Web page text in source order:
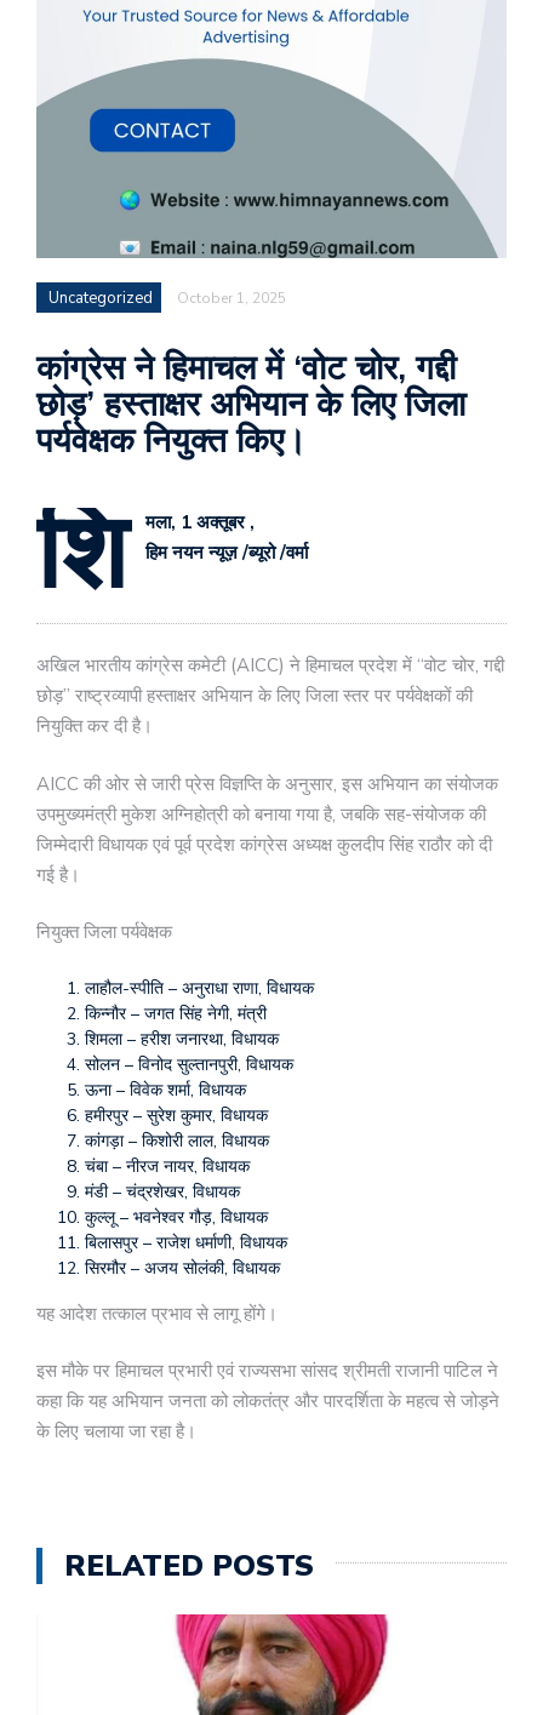
Uncategorized October 1, 2025
कांग्रेस ने हिमाचल में ‘वोट चोर, गद्दी
छोड़’ हस्ताक्षर अभियान के लिए जिला
पर्यवेक्षक नियुक्त किए।
शि
मला, 1 अक्तूबर ,
हिम नयन न्यूज़ /ब्यूरो /वर्मा
अखिल भारतीय कांग्रेस कमेटी (AICC) ने हिमाचल प्रदेश में “वोट चोर, गद्दी
छोड़” राष्ट्रव्यापी हस्ताक्षर अभियान के लिए जिला स्तर पर पर्यवेक्षकों की
नियुक्ति कर दी है।
AICC की ओर से जारी प्रेस विज्ञप्ति के अनुसार, इस अभियान का संयोजक
उपमुख्यमंत्री मुकेश अग्निहोत्री को बनाया गया है, जबकि सह-संयोजक की
जिम्मेदारी विधायक एवं पूर्व प्रदेश कांग्रेस अध्यक्ष कुलदीप सिंह राठौर को दी
गई है।
नियुक्त जिला पर्यवेक्षक
लाहौल-स्पीति – अनुराधा राणा, विधायक
किन्नौर – जगत सिंह नेगी, मंत्री
शिमला – हरीश जनारथा, विधायक
सोलन – विनोद सुल्तानपुरी, विधायक
ऊना – विवेक शर्मा, विधायक
हमीरपुर – सुरेश कुमार, विधायक
कांगड़ा – किशोरी लाल, विधायक
चंबा – नीरज नायर, विधायक
मंडी – चंद्रशेखर, विधायक
कुल्लू – भवनेश्वर गौड़, विधायक
बिलासपुर – राजेश धर्माणी, विधायक
सिरमौर – अजय सोलंकी, विधायक
यह आदेश तत्काल प्रभाव से लागू होंगे।
इस मौके पर हिमाचल प्रभारी एवं राज्यसभा सांसद श्रीमती राजानी पाटिल ने
कहा कि यह अभियान जनता को लोकतंत्र और पारदर्शिता के महत्व से जोड़ने
के लिए चलाया जा रहा है।
RELATED POSTS